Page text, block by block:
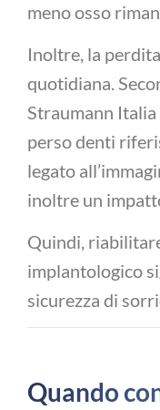
meno osso
Inoltre, la
quotidiana.
Straumann
perso denti
legato
inoltre un
Quindi,
implantologico
sicurezza di
Quando